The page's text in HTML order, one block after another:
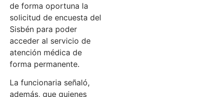
de forma oportuna la
solicitud de encuesta del
Sisbén para poder
acceder al servicio de
atención médica de
forma permanente.
La funcionaria señaló,
además, que quienes